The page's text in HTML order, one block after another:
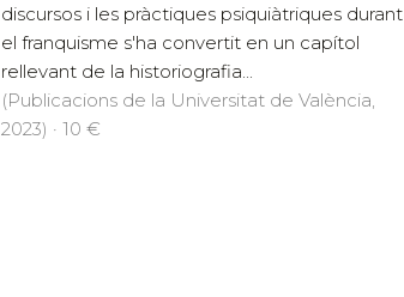
discursos i les pràctiques psiquiàtriques durant
el franquisme s'ha convertit en un capítol
rellevant de la historiografia...
(Publicacions de la Universitat de València,
2023) · 10 €